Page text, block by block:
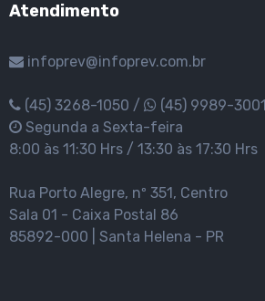
Atendimento
infoprev@infoprev.com.br
(45) 3268-1050 /
(45) 9989-3001
Segunda a Sexta-feira
8:00 às 11:30 Hrs / 13:30 às 17:30 Hrs
Rua Porto Alegre, nº 351, Centro
Sala 01 - Caixa Postal 86
85892-000 | Santa Helena - PR